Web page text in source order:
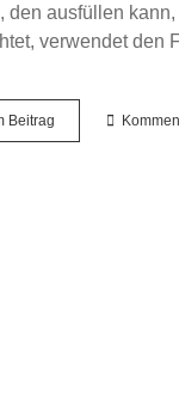
den ausfüllen
verwendet den
Beitrag Freitagsfüller
#9